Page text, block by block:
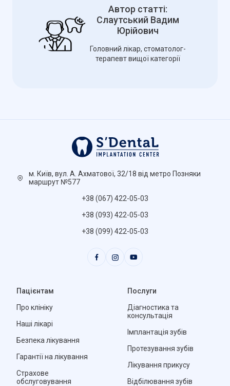
Автор статті:
Слаутський Вадим
Юрійович
Головний лікар, стоматолог-
терапевт вищої категорії
м. Київ, вул. А. Ахматової, 32/18 від метро Позняки
маршрут №577
+38 (067) 422-05-03
+38 (093) 422-05-03
+38 (099) 422-05-03
Пацієнтам
Про клініку
Наші лікарі
Безпека лікування
Гарантії на лікування
Страхове
обслуговування
Послуги
Діагностика та
консультація
Імплантація зубів
Протезування зубів
Лікування прикусу
Відбілювання зубів